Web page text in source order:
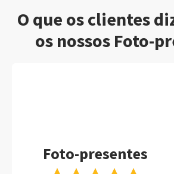
O que os clientes
os nossos Foto-
Foto-presentes